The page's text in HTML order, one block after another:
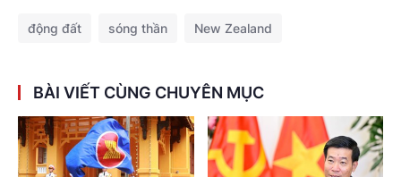
động đất sóng thần New Zealand
BÀI VIẾT CÙNG CHUYÊN MỤC